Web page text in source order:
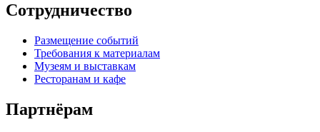
Сотрудничество
Размещение событий
Требования к материалам
Музеям и выставкам
Ресторанам и кафе
Партнёрам